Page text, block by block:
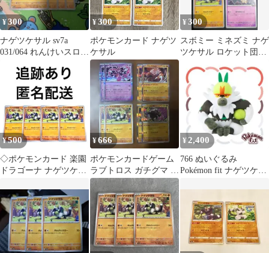
¥300
ナゲツケサル sv7a
031/064 れんけいスロー
¥300
ポケモンカード ナゲツ
ケサル
¥300
スボミー ミネズミ ナゲ
ツケサル ロケット団の
モンカード
¥500
◇ポケモンカード 楽園
ドラゴーナ ナゲツケサ
¥666
ポケモンカードゲーム
ラブトロス ガチグマ ナ
ゲツケサル イイネイヌ
汎用
¥ 2,400
766 ぬいぐるみ
Pokémon fit ナゲツケサ